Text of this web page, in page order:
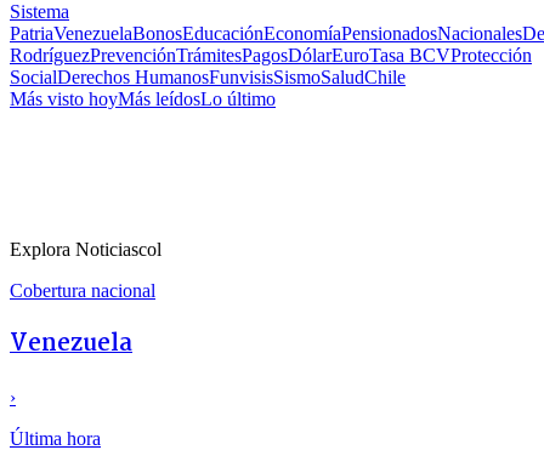
Sistema
PatriaVenezuelaBonosEducaciónEconomíaPensionadosNacionales
RodríguezPrevenciónTrámitesPagosDólarEuroTasa BCVProtección
SocialDerechos HumanosFunvisisSismoSaludChile
Más visto hoyMás leídosLo último
Explora Noticiascol
Cobertura nacional
Venezuela
›
Última hora